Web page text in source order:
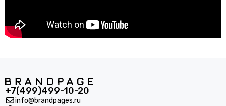
+7(499)499-10-20
info@brandpages.ru